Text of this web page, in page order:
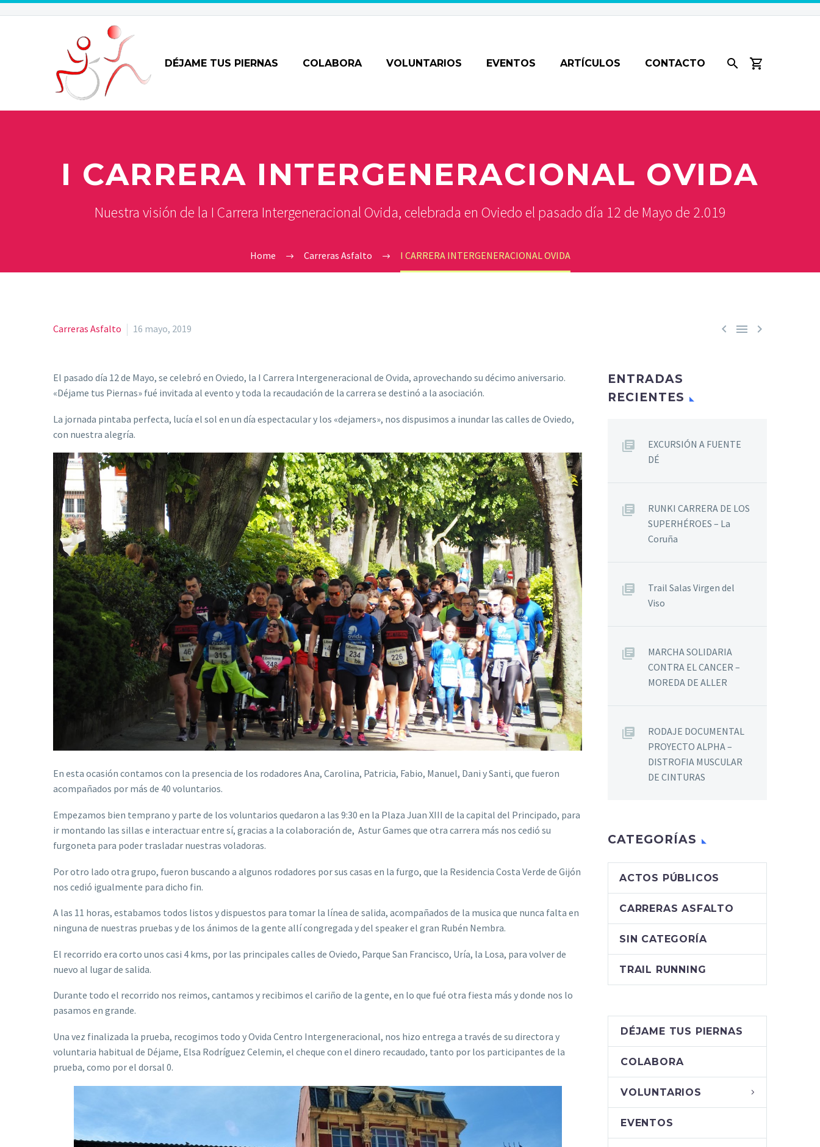
DÉJAME TUS PIERNAS COLABORA VOLUNTARIOS EVENTOS ARTÍCULOS CONTACTO
I CARRERA INTERGENERACIONAL OVIDA
Nuestra visión de la I Carrera Intergeneracional Ovida, celebrada en Oviedo el pasado día 12 de Mayo de 2.019
Home Carreras Asfalto I CARRERA INTERGENERACIONAL OVIDA
  
Carreras Asfalto 16 mayo, 2019
El pasado día 12 de Mayo, se celebró en Oviedo, la I Carrera Intergeneracional de Ovida, aprovechando su décimo aniversario.
«Déjame tus Piernas» fué invitada al evento y toda la recaudación de la carrera se destinó a la asociación.
La jornada pintaba perfecta, lucía el sol en un día espectacular y los «dejamers», nos dispusimos a inundar las calles de Oviedo,
con nuestra alegría.
En esta ocasión contamos con la presencia de los rodadores Ana, Carolina, Patricia, Fabio, Manuel, Dani y Santi, que fueron
acompañados por más de 40 voluntarios.
Empezamos bien temprano y parte de los voluntarios quedaron a las 9:30 en la Plaza Juan XIII de la capital del Principado, para
ir montando las sillas e interactuar entre sí, gracias a la colaboración de, Astur Games que otra carrera más nos cedió su
furgoneta para poder trasladar nuestras voladoras.
Por otro lado otra grupo, fueron buscando a algunos rodadores por sus casas en la furgo, que la Residencia Costa Verde de Gijón
nos cedió igualmente para dicho fin.
A las 11 horas, estabamos todos listos y dispuestos para tomar la línea de salida, acompañados de la musica que nunca falta en
ninguna de nuestras pruebas y de los ánimos de la gente allí congregada y del speaker el gran Rubén Nembra.
El recorrido era corto unos casi 4 kms, por las principales calles de Oviedo, Parque San Francisco, Uría, la Losa, para volver de
nuevo al lugar de salida.
Durante todo el recorrido nos reimos, cantamos y recibimos el cariño de la gente, en lo que fué otra fiesta más y donde nos lo
pasamos en grande.
Una vez finalizada la prueba, recogimos todo y Ovida Centro Intergeneracional, nos hizo entrega a través de su directora y
voluntaria habitual de Déjame, Elsa Rodríguez Celemin, el cheque con el dinero recaudado, tanto por los participantes de la
prueba, como por el dorsal 0.
ENTRADAS
RECIENTES
EXCURSIÓN A FUENTE
DÉ
RUNKI CARRERA DE LOS
SUPERHÉROES – La
Coruña
Trail Salas Virgen del
Viso
MARCHA SOLIDARIA
CONTRA EL CANCER –
MOREDA DE ALLER
RODAJE DOCUMENTAL
PROYECTO ALPHA –
DISTROFIA MUSCULAR
DE CINTURAS
CATEGORÍAS
ACTOS PÚBLICOS
CARRERAS ASFALTO
SIN CATEGORÍA
TRAIL RUNNING
DÉJAME TUS PIERNAS
COLABORA
VOLUNTARIOS
EVENTOS